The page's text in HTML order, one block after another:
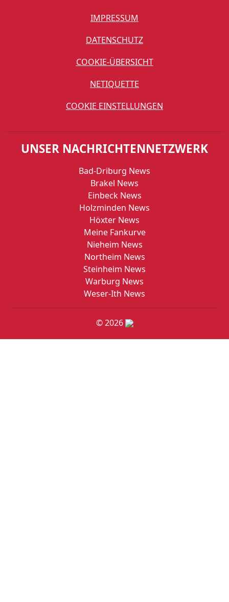
IMPRESSUM
DATENSCHUTZ
COOKIE-ÜBERSICHT
NETIQUETTE
COOKIE EINSTELLUNGEN
UNSER NACHRICHTENNETZWERK
Bad-Driburg News
Brakel News
Einbeck News
Holzminden News
Höxter News
Meine Fankurve
Nieheim News
Northeim News
Steinheim News
Warburg News
Weser-Ith News
© 2026